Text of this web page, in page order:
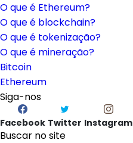
O que é Ethereum?
O que é blockchain?
O que é tokenização?
O que é mineração?
Bitcoin
Ethereum
Siga-nos
Facebook Twitter Instagram
Buscar no site